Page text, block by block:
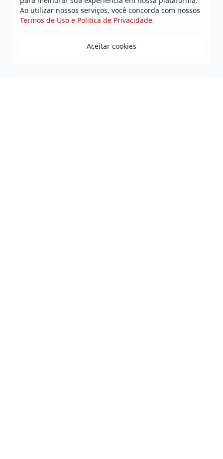
Ao utilizar nossos serviços, você concorda com nossos
Termos de Uso e Politica de Privacidade.
Aceitar cookies